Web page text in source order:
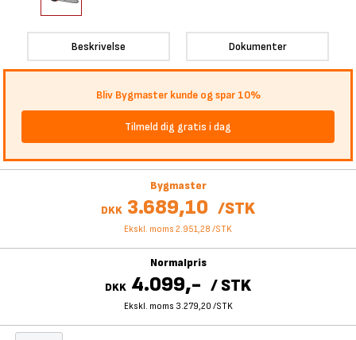
Beskrivelse Dokumenter
Bliv Bygmaster kunde og spar 10%
Tilmeld dig gratis i dag
Bygmaster
DKK 3.689,10 /STK
Ekskl. moms 2.951,28 /STK
Normalpris
DKK 4.099,- /STK
Ekskl. moms 3.279,20 /STK